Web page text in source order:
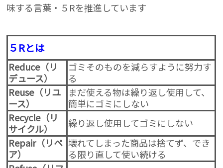
味する言葉・５Rを推進しています
５Rとは
Reduce（リ
デュース）
ゴミそのものを減らすように努力す
る
Reuse（リユ
ース）
まだ使える物は繰り返し使用して、
簡単にゴミにしない
Recycle（リ
サイクル）
繰り返し使用してゴミにしない
Repair（リペ
ア）
壊れてしまった商品は捨てず、でき
る限り直して使い続ける